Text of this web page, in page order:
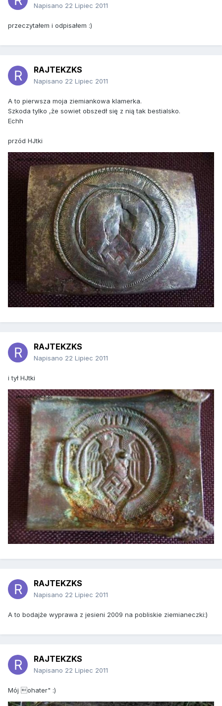
Napisano 22 Lipiec 2011
przeczytałem i odpisałem :)
RAJTEKZKS
Napisano 22 Lipiec 2011
A to pierwsza moja ziemiankowa klamerka.
Szkoda tylko ,że sowiet obszedł się z nią tak bestialsko.
Echh
przód HJtki
RAJTEKZKS
Napisano 22 Lipiec 2011
i tył HJtki
RAJTEKZKS
Napisano 22 Lipiec 2011
A to bodajże wyprawa z jesieni 2009 na pobliskie ziemianeczki:)
RAJTEKZKS
Napisano 22 Lipiec 2011
Mój ohater" :)